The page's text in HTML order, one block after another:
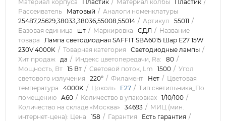
Материал корпуса Пластик Материал колбы
Пластик
Рассеиватель
Матовый
Аналоги номенклатуры
25487,25629,38033,38036,55008,55014
Артикул
55011
Базовая единица
шт Маркировка СДЛ
Название
товара
Лампа светодиодная SAFFIT SBA6015 Шар E27 15W
230V 4000K
Товарная категория
Светодиодные лампы
Хит продаж да Индекс цветопередачи, Ra:
80
Мощность, Вт 15 Вт Световой поток, Lm 1500
Угол
светового излучения
220° Филамент Нет
Цветовая
температура
4000K Цоколь E27
Тип светильника_По
помещению A60 Количество в упаковках 1/10/100
Количество на складе «Москва»
34693
МИЦ (мин.
интернет-цена): Цена
158 Гарантия
Есть гарантия